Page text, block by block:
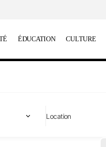
ÉDUCATION CULTURE
Location